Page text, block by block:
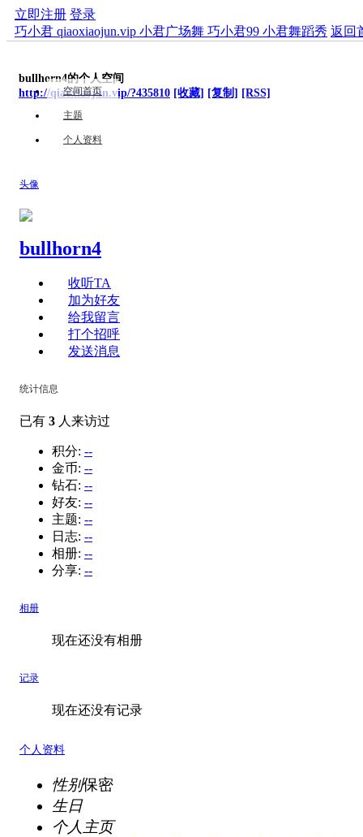
立即注册 登录
巧小君 qiaoxiaojun.vip 小君广场舞 巧小君99 小君舞蹈秀 返回
bullhorn4的个人空间
http://qiaoxiaojun.vip/?435810 [收藏] [复制] [RSS]
空间首页
主题
个人资料
头像
bullhorn4
收听TA
加为好友
给我留言
打个招呼
发送消息
统计信息
已有 3 人来访过
积分: --
金币: --
钻石: --
好友: --
主题: --
日志: --
相册: --
分享: --
相册
现在还没有相册
记录
现在还没有记录
个人资料
性别保密
生日
个人主页